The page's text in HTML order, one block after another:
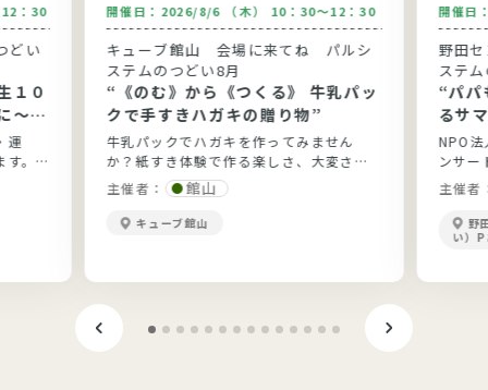
：30
どい
１０
～健
践
運
す。
開催日： 2026/8/6 （木） 10：30～12：30
キューブ館山 会場に来てね パルシ
ステムのつどい8月
“《のむ》から《つくる》 牛乳パッ
クで手すきハガキの贈り物”
牛乳パックでハガキを作ってみません
か？紙すき体験で作る楽しさ、大変さを
実感してみましょ(^_-)-☆
主催者： 館山
キューブ館山
開催日
野田
ステ
“パパ
るサ
NPO
ンサー
主催者
野
い）